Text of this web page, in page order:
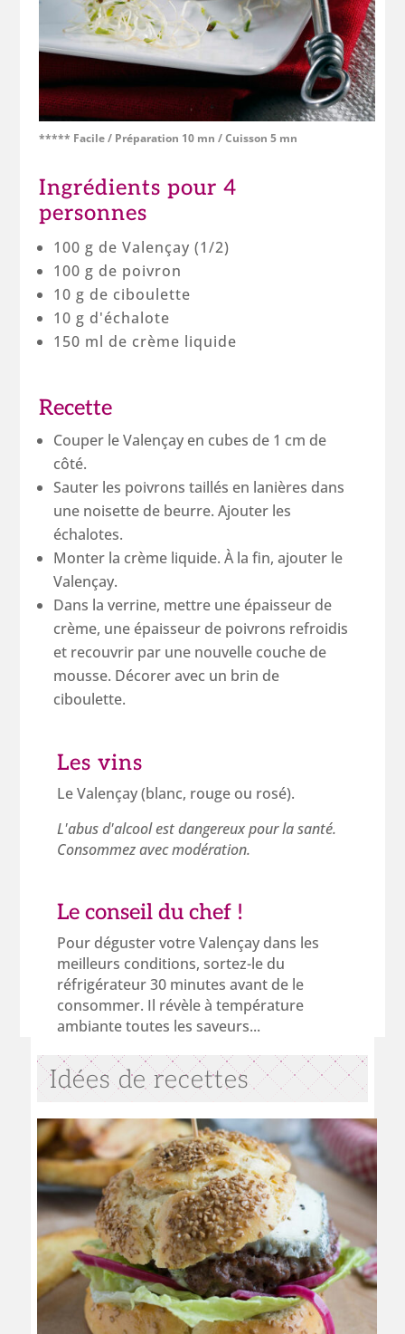
***** Facile / Préparation 10 mn / Cuisson 5 mn
Ingrédients pour 4
personnes
100 g de Valençay (1/2)
100 g de poivron
10 g de ciboulette
10 g d'échalote
150 ml de crème liquide
Recette
Couper le Valençay en cubes de 1 cm de
côté.
Sauter les poivrons taillés en lanières dans
une noisette de beurre. Ajouter les
échalotes.
Monter la crème liquide. À la fin, ajouter le
Valençay.
Dans la verrine, mettre une épaisseur de
crème, une épaisseur de poivrons refroidis
et recouvrir par une nouvelle couche de
mousse. Décorer avec un brin de
ciboulette.
Les vins
Le Valençay (blanc, rouge ou rosé).
L'abus d'alcool est dangereux pour la santé.
Consommez avec modération.
Le conseil du chef !
Pour déguster votre Valençay dans les
meilleurs conditions, sortez-le du
réfrigérateur 30 minutes avant de le
consommer. Il révèle à température
ambiante toutes les saveurs...
Idées de recettes